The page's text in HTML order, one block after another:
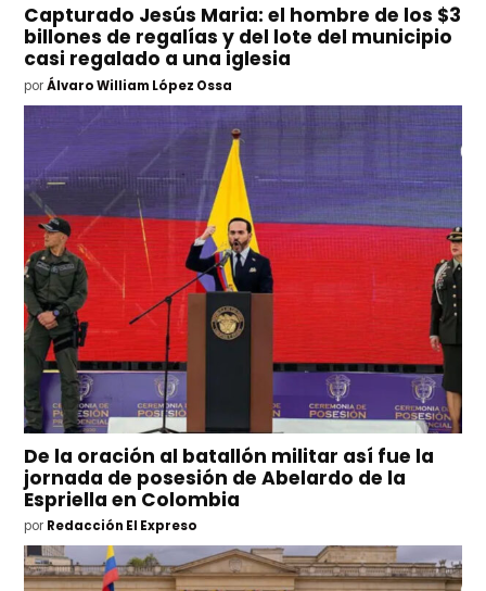
Capturado Jesús Maria: el hombre de los $3
billones de regalías y del lote del municipio
casi regalado a una iglesia
por Álvaro William López Ossa
De la oración al batallón militar así fue la
jornada de posesión de Abelardo de la
Espriella en Colombia
por Redacción El Expreso